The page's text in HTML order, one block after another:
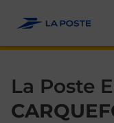
La Poste